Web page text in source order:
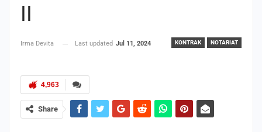
II
KONTRAK NOTARIAT
Irma Devita Last updated Jul 11, 2024
4,963
Share